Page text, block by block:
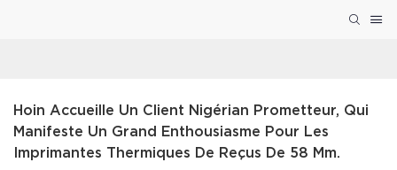
Hoin Accueille Un Client Nigérian Prometteur, Qui
Manifeste Un Grand Enthousiasme Pour Les
Imprimantes Thermiques De Reçus De 58 Mm.